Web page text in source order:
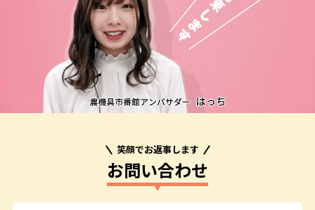
笑顔でお返事します
お問い合わせ